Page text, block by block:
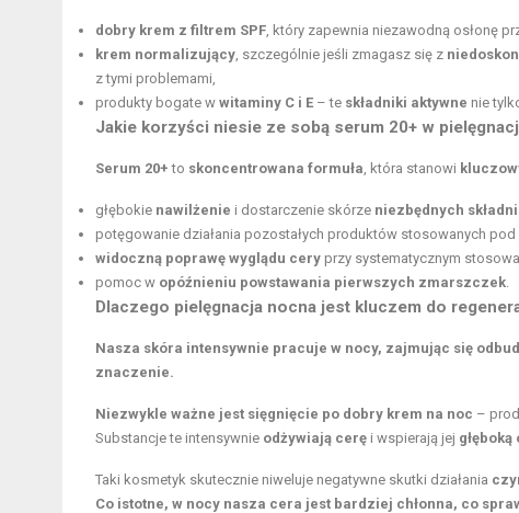
dobry krem z filtrem SPF , który zapewnia niezawodną osłonę
krem normalizujący , szczególnie jeśli zmagasz się z
z tymi problemami,
produkty bogate w witaminy C i E – te składniki aktywne nie
Jakie korzyści niesie ze sobą serum 20+ w
Serum 20+ to skoncentrowana formuła , która stanowi
głębokie nawilżenie i dostarczenie skórze niezbędnych
potęgowanie działania pozostałych produktów stosowanych
widoczną poprawę wyglądu cery przy systematycznym
pomoc w opóźnieniu powstawania pierwszych zmarszczek
Dlaczego pielęgnacja nocna jest kluczem do
Nasza skóra intensywnie pracuje w nocy, zajmując się
znaczenie.
Niezwykle ważne jest sięgnięcie po dobry krem na noc –
Substancje te intensywnie odżywiają cerę i wspierają jej głęboką
Taki kosmetyk skutecznie niweluje negatywne skutki działania
Co istotne, w nocy nasza cera jest bardziej chłonna, co